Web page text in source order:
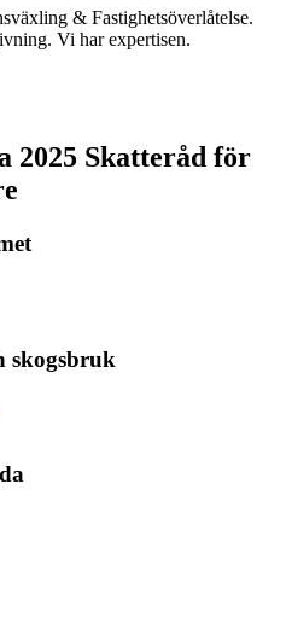
& Fastighetsöverlåtelse.
Vi har expertisen.
2025 Skatteråd för
skogsbruk